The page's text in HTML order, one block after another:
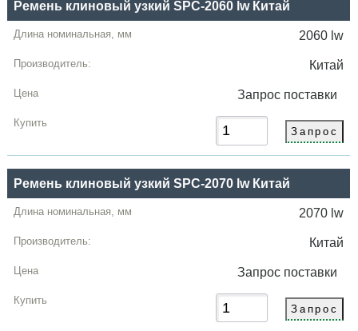
Ремень клиновый узкий SPC-2060 lw Китай
2060 lw
Китай
Запрос поставки
Ремень клиновый узкий SPC-2070 lw Китай
2070 lw
Китай
Запрос поставки